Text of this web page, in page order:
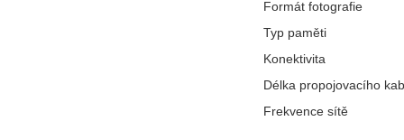
Formát fotografie
Typ paměti
Konektivita
Délka propojovacího
Frekvence sítě